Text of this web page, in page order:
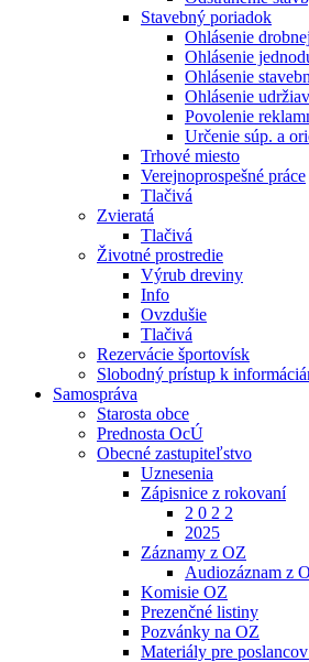
Stavebný poriadok
Ohlásenie
Ohlásenie
Ohlásenie
Ohlásenie
Povolenie
Určenie súp. a
Trhové miesto
Verejnoprospešné práce
Tlačivá
Zvieratá
Tlačivá
Životné prostredie
Výrub dreviny
Info
Ovzdušie
Tlačivá
Rezervácie športovísk
Slobodný prístup k
Samospráva
Starosta obce
Prednosta OcÚ
Obecné zastupiteľstvo
Uznesenia
Zápisnice z rokovaní
2 0 2 2
2025
Záznamy z OZ
Audiozáznam z
Komisie OZ
Prezenčné listiny
Pozvánky na OZ
Materiály pre